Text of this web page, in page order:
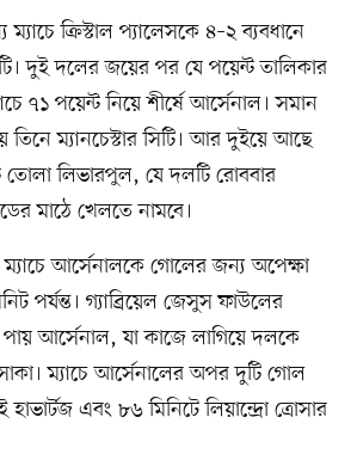
ক্রিস্টাল প্যালেসকে ৪–২ ব্যবধানে
দুই দলের জয়ের পর যে পয়েন্ট তালিকার
৭১ পয়েন্ট নিয়ে শীর্ষে আর্সেনাল। সমান
তিনে ম্যানচেস্টার সিটি। আর দুইয়ে আছে
তোলা লিভারপুল, যে দলটি রোববার
মাঠে খেলতে নামবে।
ম্যাচে আর্সেনালকে গোলের জন্য অপেক্ষা
পর্যন্ত। গ্যাব্রিয়েল জেসুস ফাউলের
পায় আর্সেনাল, যা কাজে লাগিয়ে দলকে
ম্যাচে আর্সেনালের অপর দুটি গোল
এবং ৮৬ মিনিটে লিয়ান্দ্রো ত্রোসার